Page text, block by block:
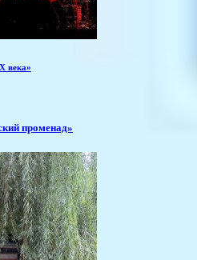
века»
променад»